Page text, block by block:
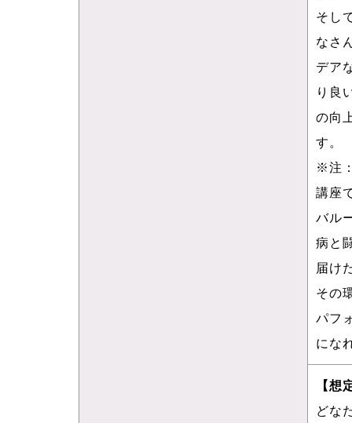
そし
なさ
デア
り良
の向
す。
※注
講座
バル
病と
届け
その
パフ
にな
【想
どな